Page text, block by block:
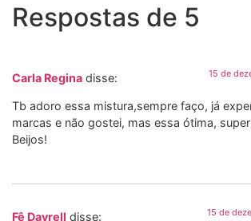
Respostas de 5
Carla Regina disse: 15 de
Tb adoro essa mistura,sempre faço, já
marcas e não gostei, mas essa ótima,
Beijos!
Fê Dayrell disse: 15 de